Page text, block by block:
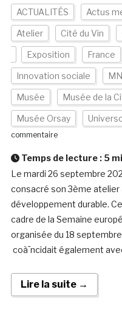
ACTUALITÉS Actus
Atelier Cité du Vin
Exposition France
Innovation sociale
Musée Musée de la
Musée Orsay
commentaire
Temps de lecture : 5
Le mardi 26 septembre
consacré son 3ème atelier
développement durable.
cadre de la Semaine
organisée du 18
coà¯ncidait également
Lire la suite →